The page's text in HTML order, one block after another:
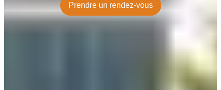
Prendre un rendez-vous